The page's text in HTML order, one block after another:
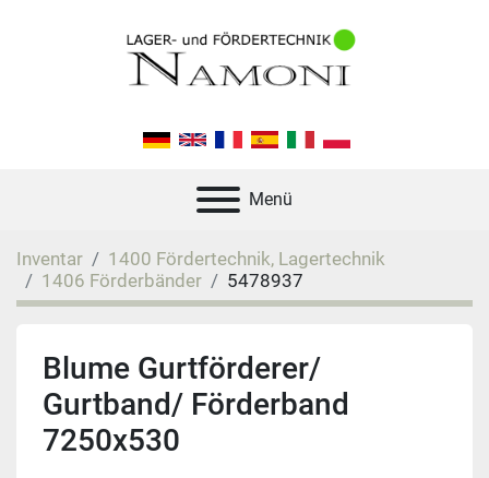
Menü
Inventar
1400 Fördertechnik, Lagertechnik
1406 Förderbänder
5478937
Blume Gurtförderer/
Gurtband/ Förderband
7250x530